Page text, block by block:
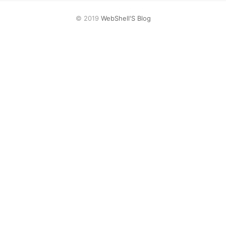
© 2019 WebShell'S Blog